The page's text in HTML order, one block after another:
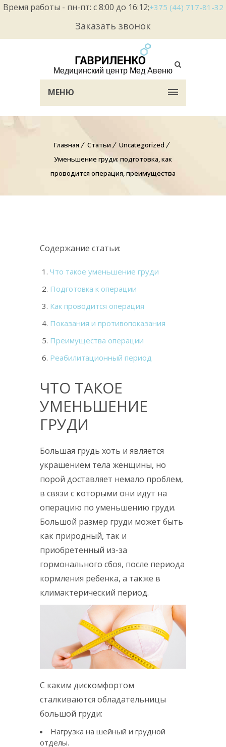
Время работы - пн-пт: с 8:00 до 16:12;+375 (44) 717-81-32
Заказать звонок
Медицинский центр Мед Авеню
МЕНЮ
Главная Статьи
Uncategorized
Уменьшение груди: подготовка, как
проводится операция, преимущества
Содержание статьи:
Что такое уменьшение груди
Подготовка к операции
Как проводится операция
Показания и противопоказания
Преимущества операции
Реабилитационный период
ЧТО ТАКОЕ
УМЕНЬШЕНИЕ
ГРУДИ
Большая грудь хоть и является
украшением тела женщины, но
порой доставляет немало проблем,
в связи с которыми они идут на
операцию по уменьшению груди.
Большой размер груди может быть
как природный, так и
приобретенный из-за
гормонального сбоя, после периода
кормления ребенка, а также в
климактерический период.
С каким дискомфортом
сталкиваются обладательницы
большой груди:
Нагрузка на шейный и грудной
отделы.